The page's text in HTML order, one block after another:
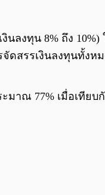
ลงทุน 8% ถึง 10%)
ดสรรเงินลงทุนทั้ง
าณ 77% เมื่อเทีย